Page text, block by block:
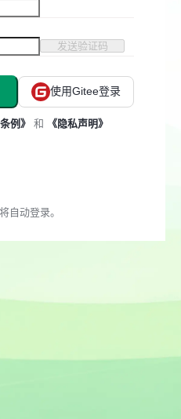
发送验证码
使用Gitee登录
例》 和 《隐私声明》
自动登录。